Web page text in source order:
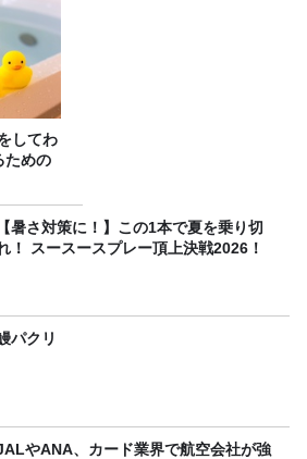
してわ
ための
【暑さ対策に！】この1本で夏を乗り切
！ スースースプレー頂上決戦2026！
パクリ
やANA、カード業界で航空会社が強